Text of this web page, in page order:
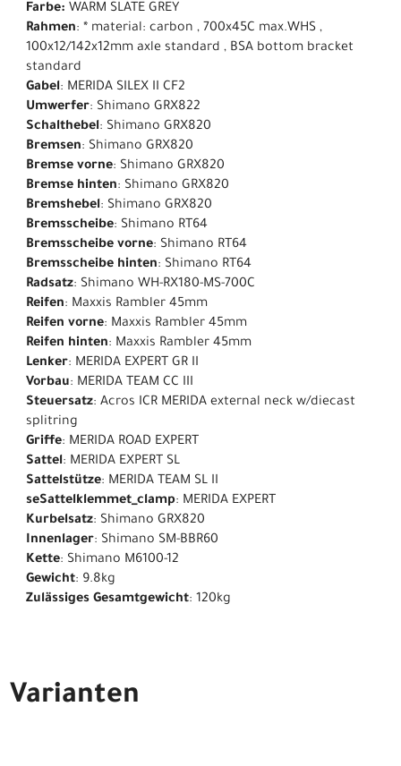
Farbe: WARM SLATE GREY
Rahmen: * material: carbon , 700x45C max.WHS ,
100x12/142x12mm axle standard , BSA bottom bracket
standard
Gabel: MERIDA SILEX II CF2
Umwerfer: Shimano GRX822
Schalthebel: Shimano GRX820
Bremsen: Shimano GRX820
Bremse vorne: Shimano GRX820
Bremse hinten: Shimano GRX820
Bremshebel: Shimano GRX820
Bremsscheibe: Shimano RT64
Bremsscheibe vorne: Shimano RT64
Bremsscheibe hinten: Shimano RT64
Radsatz: Shimano WH-RX180-MS-700C
Reifen: Maxxis Rambler 45mm
Reifen vorne: Maxxis Rambler 45mm
Reifen hinten: Maxxis Rambler 45mm
Lenker: MERIDA EXPERT GR II
Vorbau: MERIDA TEAM CC III
Steuersatz: Acros ICR MERIDA external neck w/diecast
splitring
Griffe: MERIDA ROAD EXPERT
Sattel: MERIDA EXPERT SL
Sattelstütze: MERIDA TEAM SL II
seSattelklemmet_clamp: MERIDA EXPERT
Kurbelsatz: Shimano GRX820
Innenlager: Shimano SM-BBR60
Kette: Shimano M6100-12
Gewicht: 9.8kg
Zulässiges Gesamtgewicht: 120kg
Varianten